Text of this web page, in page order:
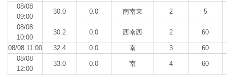
08/08
09:00
30.0 0.0 南南東 2 5
08/08
10:00
30.2 0.0 西南西 2 60
08/08 11:00 32.4 0.0 南 3
60
08/08
12:00
33.0 0.0 南 4 60